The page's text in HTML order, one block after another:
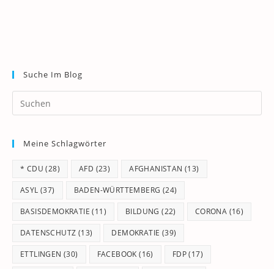
Suche Im Blog
Meine Schlagwörter
* CDU (28) AFD (23) AFGHANISTAN (13)
ASYL (37) BADEN-WÜRTTEMBERG (24)
BASISDEMOKRATIE (11) BILDUNG (22) CORONA (16)
DATENSCHUTZ (13) DEMOKRATIE (39)
ETTLINGEN (30) FACEBOOK (16) FDP(17)